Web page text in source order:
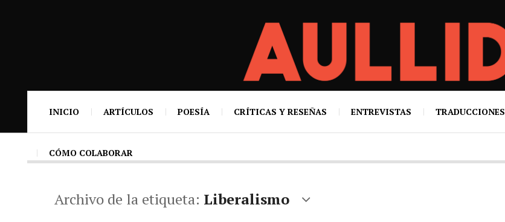
INICIO ARTÍCULOS POESÍA CRÍTICAS Y RESEÑAS ENTREVISTAS TRADUCCIONES
CÓMO COLABORAR
Archivo de la etiqueta: Liberalismo